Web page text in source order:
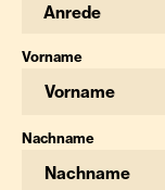
Anrede
Vorname
Nachname